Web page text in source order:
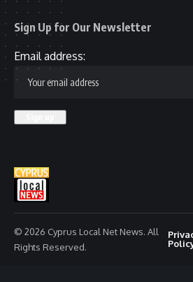
Sign Up for Our Newsletter
Email address:
© 2026 Cyprus Local Net News. All
Rights Reserved.